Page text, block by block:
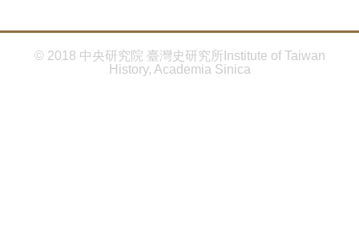
© 2018 中央研究院 臺灣史研究所Institute of Taiwan
History, Academia Sinica